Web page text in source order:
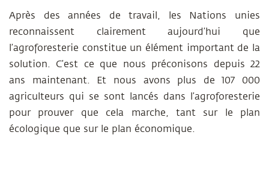
Après des années de travail, les Nations unies
reconnaissent clairement aujourd’hui que
l’agroforesterie constitue un élément important de la
solution. C’est ce que nous préconisons depuis 22
ans maintenant. Et nous avons plus de 107 000
agriculteurs qui se sont lancés dans l’agroforesterie
pour prouver que cela marche, tant sur le plan
écologique que sur le plan économique.